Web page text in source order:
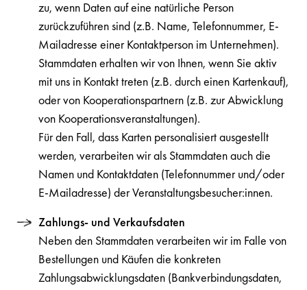
zu, wenn Daten auf eine natürliche Person
zurückzuführen sind (z.B. Name, Telefonnummer, E-
Mailadresse einer Kontaktperson im Unternehmen).
Stammdaten erhalten wir von Ihnen, wenn Sie aktiv
mit uns in Kontakt treten (z.B. durch einen Kartenkauf),
oder von Kooperationspartnern (z.B. zur Abwicklung
von Kooperationsveranstaltungen).
Für den Fall, dass Karten personalisiert ausgestellt
werden, verarbeiten wir als Stammdaten auch die
Namen und Kontaktdaten (Telefonnummer und/oder
E-Mailadresse) der Veranstaltungsbesucher:innen.
Zahlungs- und Verkaufsdaten
Neben den Stammdaten verarbeiten wir im Falle von
Bestellungen und Käufen die konkreten
Zahlungsabwicklungsdaten (Bankverbindungsdaten,